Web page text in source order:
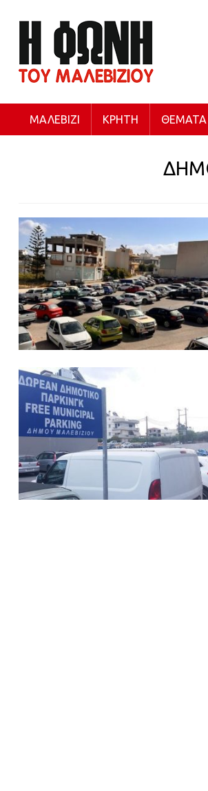
ΜΑΛΕΒΊΖΙ ΚΡΉΤΗ